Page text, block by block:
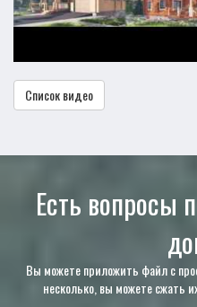
Список видео
Есть вопросы
Вы можете приложить файл с
несколько, вы можете сжать